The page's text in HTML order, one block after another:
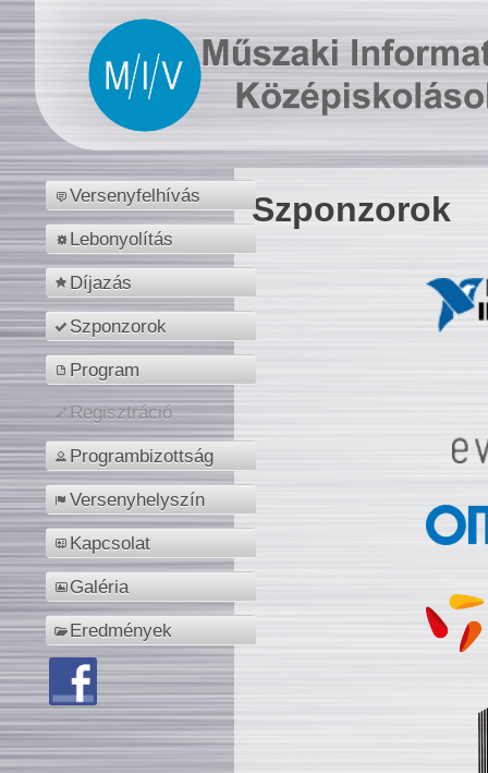
Versenyfelhívás
Lebonyolítás
Díjazás
Szponzorok
Program
Regisztráció
Programbizottság
Versenyhelyszín
Kapcsolat
Galéria
Eredmények
Szponzorok